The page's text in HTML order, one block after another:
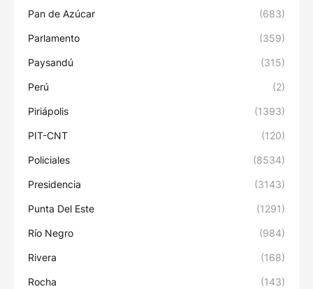
Pan de Azúcar (683)
Parlamento (359)
Paysandú (315)
Perú (2)
Piriápolis (1393)
PIT-CNT (120)
Policiales (8534)
Presidencia (3143)
Punta Del Este (1291)
Río Negro (984)
Rivera (168)
Rocha (143)